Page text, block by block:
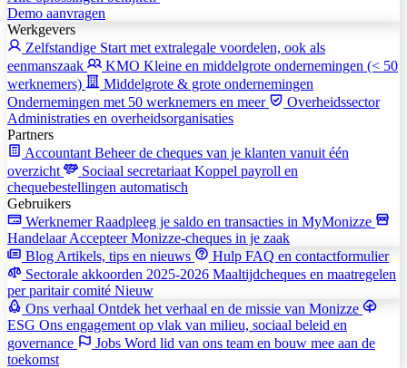
Demo aanvragen
Werkgevers
Zelfstandige Start met extralegale voordelen, ook als
eenmanszaak
KMO Kleine en middelgrote ondernemingen (< 50
werknemers)
Middelgrote & grote ondernemingen
Ondernemingen met 50 werknemers en meer
Overheidssector
Administraties en overheidsorganisaties
Partners
Accountant Beheer de cheques van je klanten vanuit één
overzicht
Sociaal secretariaat Koppel payroll en
chequebestellingen automatisch
Gebruikers
WerknemerRaadpleeg je saldo en transacties in MyMonizze
HandelaarAccepteer Monizze-cheques in je zaak
Blog Artikels, tips en nieuws Hulp FAQ en contactformulier
Sectorale akkoorden 2025-2026 Maaltijdcheques en maatregelen
per paritair comité Nieuw
Ons verhaal Ontdek het verhaal en de missie van Monizze
ESG Ons engagement op vlak van milieu, sociaal beleid en
governance
Jobs Word lid van ons team en bouw mee aan de
toekomst